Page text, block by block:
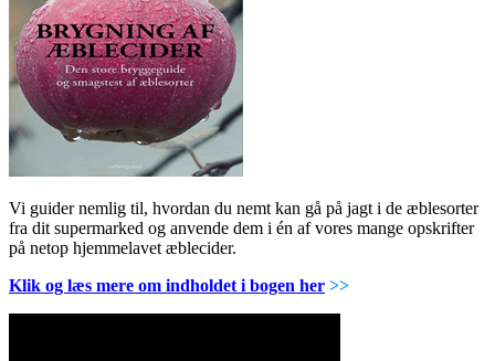
Vi guider nemlig til, hvordan du nemt kan gå på jagt i de æblesorter
fra dit supermarked og anvende dem i én af vores mange opskrifter
på netop hjemmelavet æblecider.
Klik og læs mere om indholdet i bogen her >>